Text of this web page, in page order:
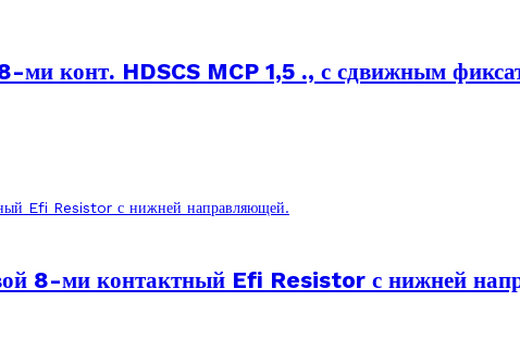
конт. HDSCS MCP 1,5 ., с сдвижным
8-ми контактный Efi Resistor с нижней